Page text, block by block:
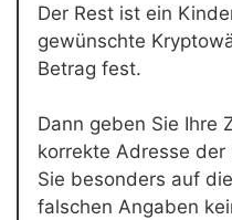
Der Rest ist ein
gewünschte
Betrag fest.
Dann geben Sie Ihre
korrekte Adresse
Sie besonders auf
falschen Angaben